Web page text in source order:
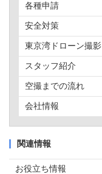
各種申請
安全対策
東京湾ドローン撮影
スタッフ紹介
空撮までの流れ
会社情報
関連情報
お役立ち情報